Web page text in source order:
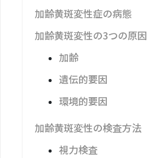
加齢黄斑変性症の病態
加齢黄斑変性の3つの原因
加齢
遺伝的要因
環境的要因
加齢黄斑変性の検査方法
視力検査